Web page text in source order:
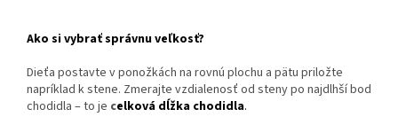
Ako si vybrať správnu veľkosť?
Dieťa postavte v ponožkách na rovnú plochu a pätu priložte
napríklad k stene. Zmerajte vzdialenosť od steny po najdlhší bod
chodidla – to je celková dĺžka chodidla.